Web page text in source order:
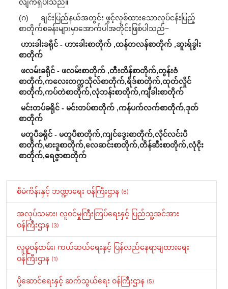
လျက်ရှိပါသည်။
(ဂ) ချင်းပြည်နယ်အတွင်း ဖွင့်လှစ်ထားသောလုပ်ငန်းပြည့်
စာတိုက်စခန်းများမှာအောက်ပါအတိုင်းဖြစ်ပါသည်−
ဟားခါးခရိုင် - ဟားခါးစာတိုက် ,ထန်တလန်စာတိုက် ,ဆူးရ်ခွါး
စာတိုက်
ဖလမ်းခရိုင် - ဖလမ်းစာတိုက် ,တီးတိန်စာတိုက်,တွန်းဇံ
စာတိုက်,ကလေးတက္ကသိုလ်စာတိုက်,ရိဒ်စာတိုက်,ထုတ်လှိုင်
စာတိုက်,ကပ်တဲစာတိုက်,လုံဘန်းစာတိုက်,ကျီခါးစာတိုက်
မင်းတပ်ခရိုင် - မင်းတပ်စာတိုက် ,ကန်ပက်လက်စာတိုက်,ဒုတ်
စာတိုက်
မတူပီခရိုင် - မတူပီစာတိုက်,ကျင်ဒွေးစာတိုက်,လိုင်လင်းပီ
စာတိုက်,မားဒူစာတိုက်,လေဆင်းစာတိုက်,တိန်ဆီးစာတိုက်,လုံငိုး
စာတိုက်,ရေဇွာစာတိုက်
စီမံကိန်းနှင့် ဘဏ္ဍာရေး ဝန်ကြီးဌာန (6)
အလုပ်သမား၊ လူဝင်မှုကြီးကြပ်ရေးနှင့် ပြည်သူ့အင်အား
ဝန်ကြီးဌာန (3)
လူမှုဝန်ထမ်း၊ ကယ်ဆယ်ရေးနှင့် ပြန်လည်နေရာချထားရေး
ဝန်ကြီးဌာန (1)
ပို့ဆောင်ရေးနှင့် ဆက်သွယ်ရေး ဝန်ကြီးဌာန (5)